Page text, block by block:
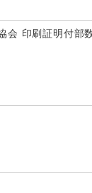
会 印刷証明付部